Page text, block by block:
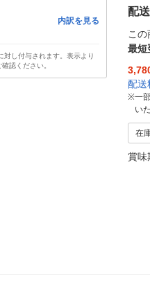
内訳を見る
対し付与されます。表示より
認ください。
配
この
最短
配送
※一
い
在
賞味